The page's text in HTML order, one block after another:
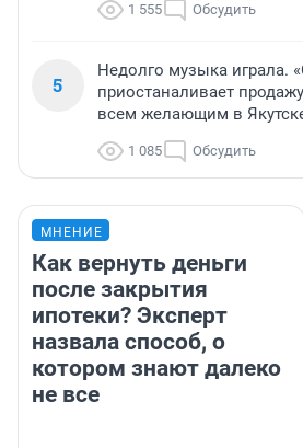
1 555 Обсудить
5
Недолго музыка играла.
приостаналивает
всем желающим в
1 085 Обсудить
МНЕНИЕ
Как вернуть деньги
после закрытия
ипотеки? Эксперт
назвала способ, о
котором знают далеко
не все